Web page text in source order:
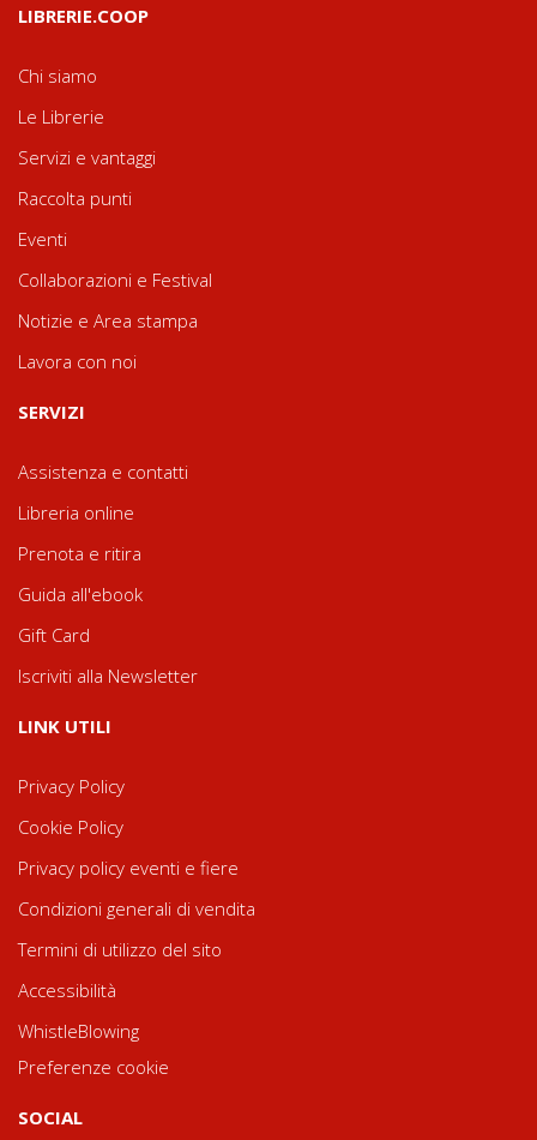
LIBRERIE.COOP
Chi siamo
Le Librerie
Servizi e vantaggi
Raccolta punti
Eventi
Collaborazioni e Festival
Notizie e Area stampa
Lavora con noi
SERVIZI
Assistenza e contatti
Libreria online
Prenota e ritira
Guida all'ebook
Gift Card
Iscriviti alla Newsletter
LINK UTILI
Privacy Policy
Cookie Policy
Privacy policy eventi e fiere
Condizioni generali di vendita
Termini di utilizzo del sito
Accessibilità
WhistleBlowing
Preferenze cookie
SOCIAL